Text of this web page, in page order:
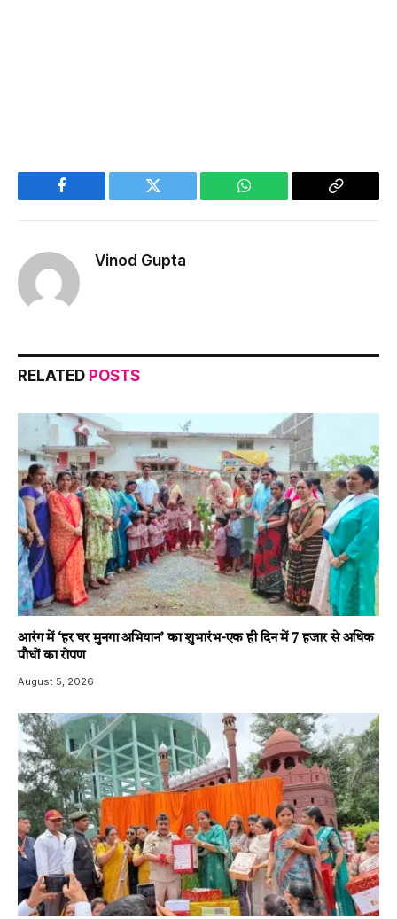
Facebook Twitter WhatsApp
Copy
Vinod Gupta
RELATED POSTS
आरंग में ‘हर घर मुनगा अभियान’ का शुभारंभ-एक ही दिन में 7 हजार से अधिक
पौधों का रोपण
August 5, 2026